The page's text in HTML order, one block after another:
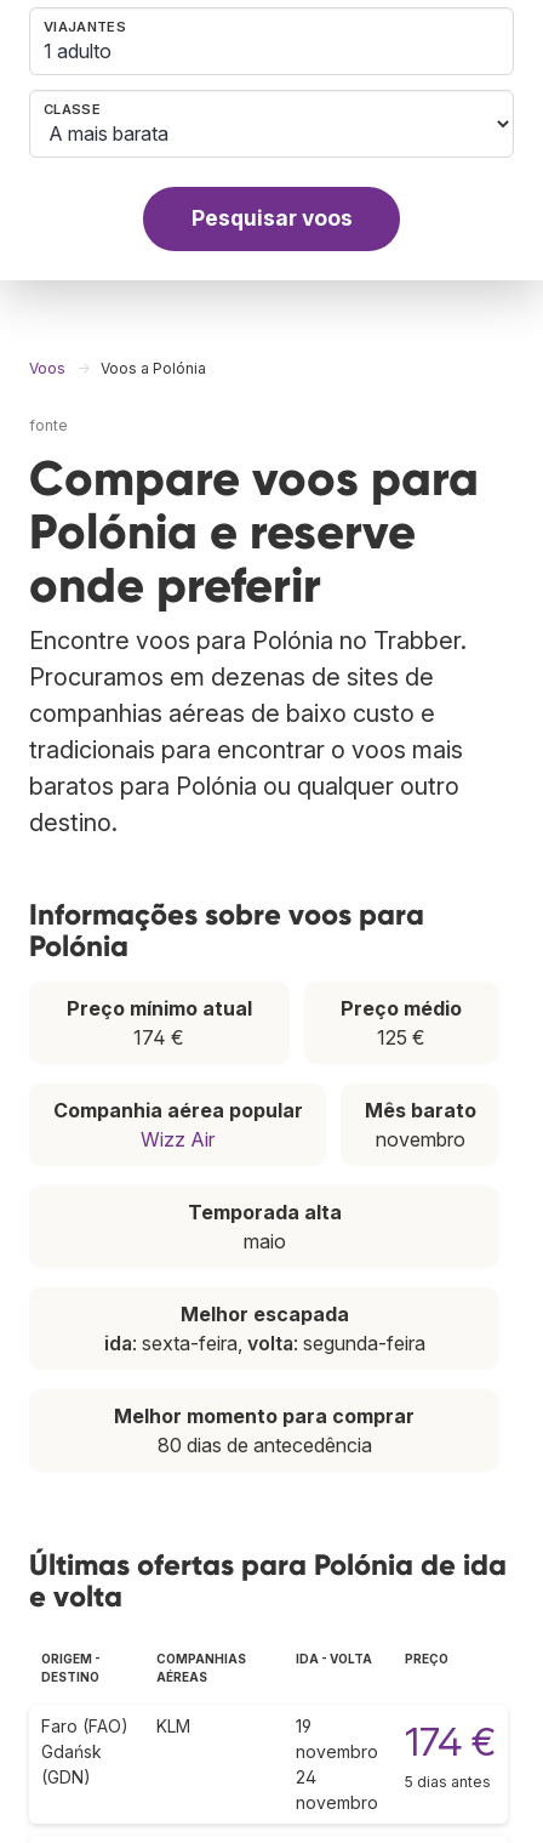
VIAJANTES
1 adulto
CLASSE
Pesquisar voos
Voos Voos a Polónia
fonte
Compare voos para
Polónia e reserve
onde preferir
Encontre voos para Polónia no Trabber.
Procuramos em dezenas de sites de
companhias aéreas de baixo custo e
tradicionais para encontrar o voos mais
baratos para Polónia ou qualquer outro
destino.
Informações sobre voos para
Polónia
Preço mínimo atual
174 €
Preço médio
125 €
Companhia aérea popular
Wizz Air
Mês barato
novembro
Temporada alta
maio
Melhor escapada
ida: sexta-feira, volta: segunda-feira
Melhor momento para comprar
80 dias de antecedência
Últimas ofertas para Polónia de ida
e volta
ORIGEM -
DESTINO
COMPANHIAS
AÉREAS
IDA - VOLTA PREÇO
Faro (FAO)
Gdańsk
(GDN)
KLM
19
novembro
24
novembro
174 €
5 dias antes